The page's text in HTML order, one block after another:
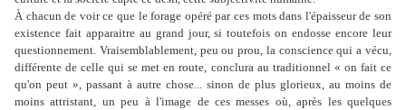
À chacun de voir ce que le forage opéré par ces mots dans l'épaisseur de son
existence fait apparaitre au grand jour, si toutefois on endosse encore leur
questionnement. Vraisemblablement, peu ou prou, la conscience qui a vécu,
différente de celle qui se met en route, conclura au traditionnel « on fait ce
qu'on peut », passant à autre chose... sinon de plus glorieux, au moins de
moins attristant, un peu à l'image de ces messes où, après les quelques